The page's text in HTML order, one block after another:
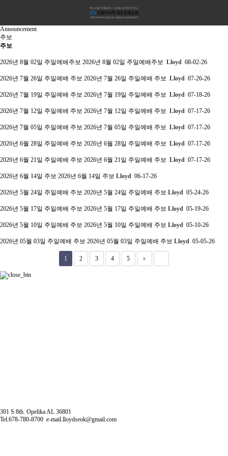
Announcement
주보
주보
2026년 8월 02일 주일예배주보 2026년 8월 02일 주일예배주보 Lloyd 08-02-26
2026년 7월 26일 주일예배 주보 2026년 7월 26일 주일예배 주보 Lloyd 07-26-26
2026년 7월 19일 주일예배 주보 2026년 7월 19일 주일예배 주보 Lloyd 07-18-26
2026년 7월 12일 주일예배 주보 2026년 7월 12일 주일예배 주보 Lloyd 07-17-26
2026년 7월 05일 주일예배 주보 2026년 7월 05일 주일예배 주보 Lloyd 07-17-26
2026년 6월 28일 주일예배 주보 2026년 6월 28일 주일예배 주보 Lloyd 07-17-26
2026년 6월 21일 주일예배 주보 2026년 6월 21일 주일예배 주보 Lloyd 07-17-26
2026년 6월 14일 주보 2026년 6월 14일 주보 Lloyd 06-17-26
2026년 5월 24일 주일예배 주보 2026년 5월 24일 주일예배 주보 Lloyd 05-24-26
2026년 5월 17일 주일예배 주보 2026년 5월 17일 주일예배 주보 Lloyd 05-19-26
2026년 5월 10일 주일예배 주보 2026년 5월 10일 주일예배 주보 Lloyd 05-10-26
2026년 05월 03일 주일예배 주보 2026년 05월 03일 주일예배 주보 Lloyd 05-05-26
1 2 3 4 5
301 S 8th. Opelika AL 36801
Tel.678-780-8700 e-mail.lloydseok@gmail.com